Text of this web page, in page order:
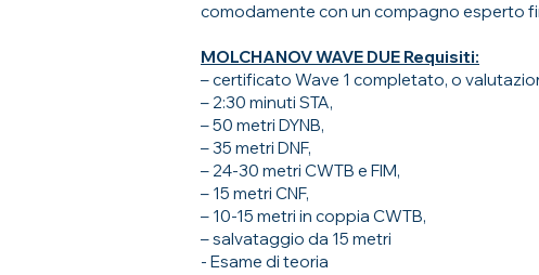
comodamente con un compagno esperto
MOLCHANOV WAVE DUE Requisiti:
– certificato Wave 1 completato, o
– 2:30 minuti STA,
– 50 metri DYNB,
– 35 metri DNF,
– 24-30 metri CWTB e FIM,
– 15 metri CNF,
– 10-15 metri in coppia CWTB,
– salvataggio da 15 metri
- Esame di teoria